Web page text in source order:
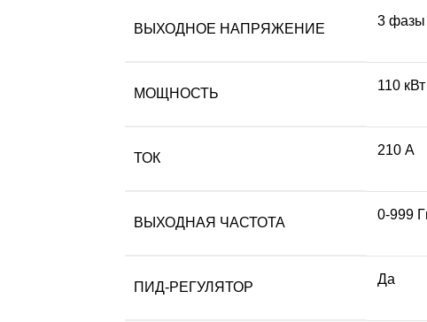
ВЫХОДНОЕ НАПРЯЖЕНИЕ
3 фазы
МОЩНОСТЬ
110 кВт
ТОК
210 А
ВЫХОДНАЯ ЧАСТОТА
0-999
ПИД-РЕГУЛЯТОР
Да